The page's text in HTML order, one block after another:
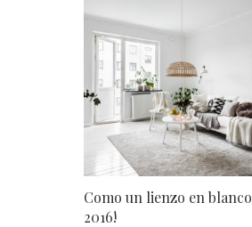
Como un lienzo en blanco
2016!